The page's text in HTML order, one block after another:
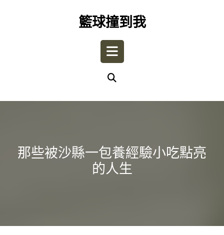
籃球撞到我
Open
那些被沙縣一包養經驗小吃點亮
的人生